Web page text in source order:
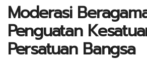
Moderasi
Penguatan
Persatuan Bangsa